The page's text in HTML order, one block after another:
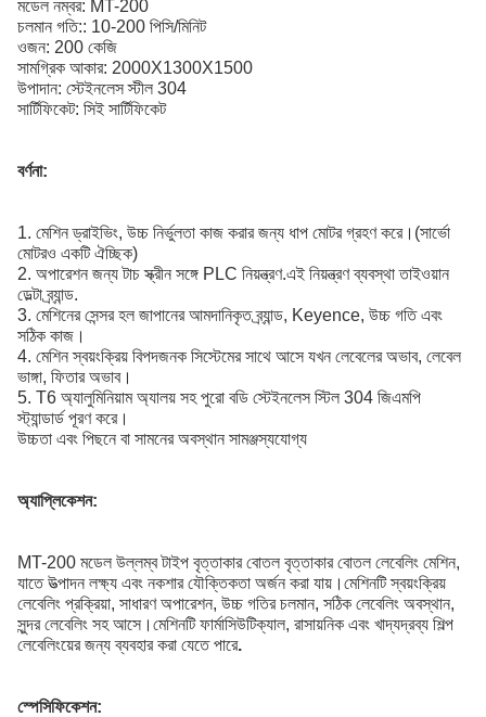
মডেল নম্বর: MT-200
চলমান গতি:: 10-200 পিসি/মিনিট
ওজন: 200 কেজি
সামগ্রিক আকার: 2000X1300X1500
উপাদান: স্টেইনলেস স্টীল 304
সার্টিফিকেট: সিই সার্টিফিকেট
বর্ণনা:
1. মেশিন ড্রাইভিং, উচ্চ নির্ভুলতা কাজ করার জন্য ধাপ মোটর গ্রহণ করে।(সার্ভো
মোটরও একটি ঐচ্ছিক)
2. অপারেশন জন্য টাচ স্ক্রীন সঙ্গে PLC নিয়ন্ত্রণ.এই নিয়ন্ত্রণ ব্যবস্থা তাইওয়ান
ডেল্টা ব্র্যান্ড.
3. মেশিনের সেন্সর হল জাপানের আমদানিকৃত ব্র্যান্ড, Keyence, উচ্চ গতি এবং
সঠিক কাজ।
4. মেশিন স্বয়ংক্রিয় বিপদজনক সিস্টেমের সাথে আসে যখন লেবেলের অভাব, লেবেল
ভাঙ্গা, ফিতার অভাব।
5. T6 অ্যালুমিনিয়াম অ্যালয় সহ পুরো বডি স্টেইনলেস স্টিল 304 জিএমপি
স্ট্যান্ডার্ড পূরণ করে।
উচ্চতা এবং পিছনে বা সামনের অবস্থান সামঞ্জস্যযোগ্য
অ্যাপ্লিকেশন:
MT-200 মডেল উল্লম্ব টাইপ বৃত্তাকার বোতল বৃত্তাকার বোতল লেবেলিং মেশিন,
যাতে উত্পাদন লক্ষ্য এবং নকশার যৌক্তিকতা অর্জন করা যায়।মেশিনটি স্বয়ংক্রিয়
লেবেলিং প্রক্রিয়া, সাধারণ অপারেশন, উচ্চ গতির চলমান, সঠিক লেবেলিং অবস্থান,
সুন্দর লেবেলিং সহ আসে।মেশিনটি ফার্মাসিউটিক্যাল, রাসায়নিক এবং খাদ্যদ্রব্য শিল্প
লেবেলিংয়ের জন্য ব্যবহার করা যেতে পারে.
স্পেসিফিকেশন: